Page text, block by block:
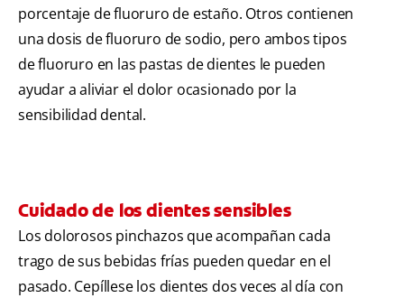
porcentaje de fluoruro de estaño. Otros contienen
una dosis de fluoruro de sodio, pero ambos tipos
de fluoruro en las pastas de dientes le pueden
ayudar a aliviar el dolor ocasionado por la
sensibilidad dental.
Cuidado de los dientes sensibles
Los dolorosos pinchazos que acompañan cada
trago de sus bebidas frías pueden quedar en el
pasado. Cepíllese los dientes dos veces al día con